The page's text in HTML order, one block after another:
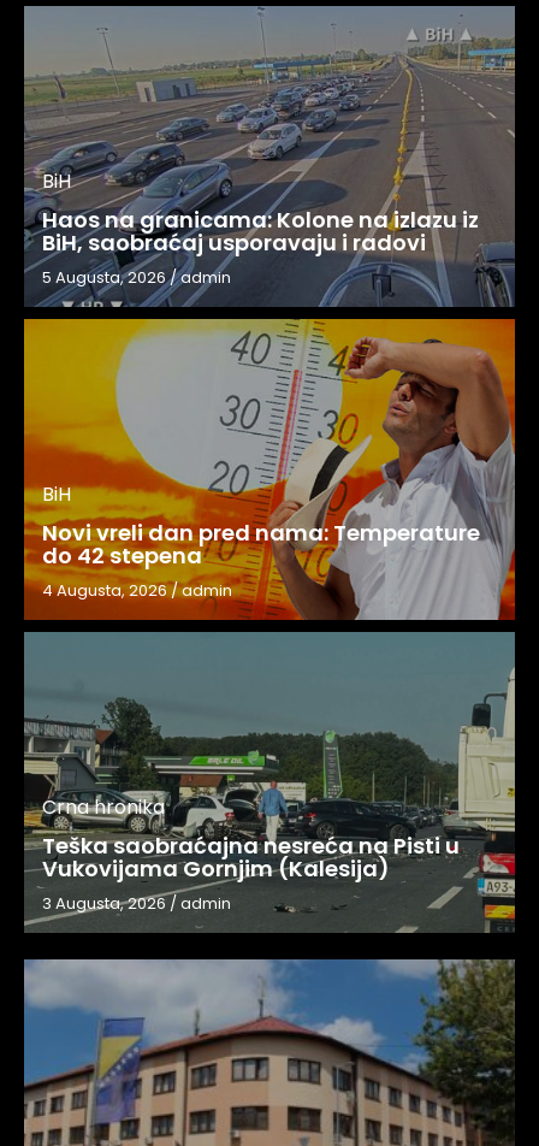
BiH
Haos na granicama: Kolone na izlazu iz
BiH, saobraćaj usporavaju i radovi
5 Augusta, 2026/admin
BiH
Novi vreli dan pred nama: Temperature
do 42 stepena
4 Augusta, 2026/admin
Crna hronika
Teška saobraćajna nesreća na Pisti u
Vukovijama Gornjim (Kalesija)
3 Augusta, 2026/admin